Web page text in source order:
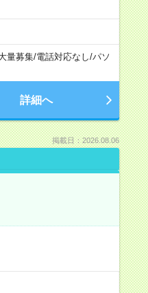
量募集/電話対応なし/パソ
詳細へ
掲載日：2026.08.06